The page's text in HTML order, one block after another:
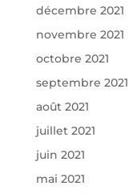
décembre 2021
novembre 2021
octobre 2021
septembre 2021
août 2021
juillet 2021
juin 2021
mai 2021